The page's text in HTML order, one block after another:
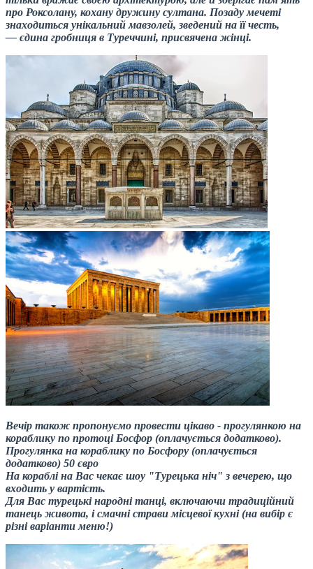
про Роксолану, кохану дружину султана. Позаду мечеті
знаходиться унікальний мавзолей, зведений на її честь,
— єдина гробниця в Туреччині, присвячена жінці.
Вечір також пропонуємо провести цікаво - прогулянкою на
кораблику по протоці Босфор (оплачується додатково).
Прогулянка на кораблику по Босфору (оплачується
додатково) 50 євро
На кораблі на Вас чекає шоу "Турецька ніч" з вечерею, що
входить у вартість.
Для Вас турецькі народні танці, включаючи традиційний
танець живота, і смачні страви місцевої кухні (на вибір є
різні варіанти меню!)